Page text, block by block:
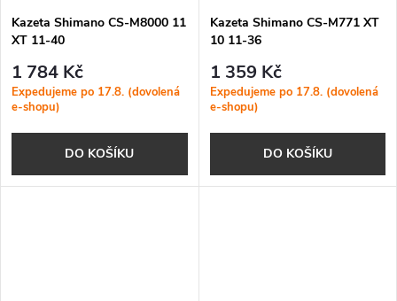
Kazeta Shimano CS-M8000 11
XT 11-40
1 784 Kč
Expedujeme po 17.8. (dovolená
e-shopu)
DO KOŠÍKU
Kazeta Shimano CS-M771 XT
10 11-36
1 359 Kč
Expedujeme po 17.8. (dovolená
e-shopu)
DO KOŠÍKU